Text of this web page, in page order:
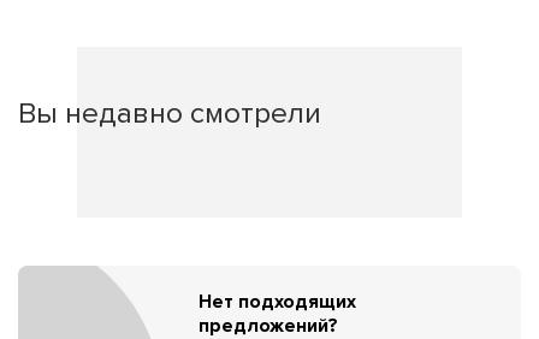
Вы недавно смотрели
Нет подходящих
предложений?